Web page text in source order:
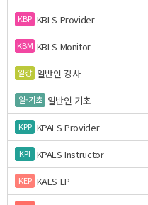
KBP KBLS Provider
KBM KBLS Monitor
일강 일반인 강사
일-기초 일반인 기초
KPP KPALS Provider
KPI KPALS Instructor
KEP KALS EP